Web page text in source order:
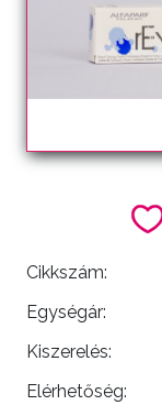
Cikkszám:
Egységár:
Kiszerelés:
Elérhetőség: